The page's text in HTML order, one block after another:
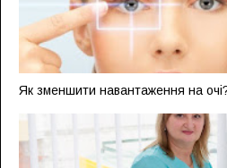
Як зменшити навантаження на